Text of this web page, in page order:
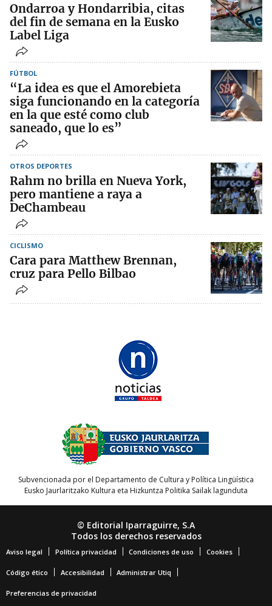
Ondarroa y Hondarribia, citas
del fin de semana en la Eusko
Label Liga
FÚTBOL
“La idea es que el Amorebieta
siga funcionando en la categoría
en la que esté como club
saneado, que lo es”
OTROS DEPORTES
Rahm no brilla en Nueva York,
pero mantiene a raya a
DeChambeau
CICLISMO
Cara para Matthew Brennan,
cruz para Pello Bilbao
Subvencionada por el Departamento de Cultura y Política Lingüística
Eusko Jaurlaritzako Kultura eta Hizkuntza Politika Sailak lagunduta
© Editorial Iparraguirre, S.A
Todos los derechos reservados
Aviso legal Política privacidad Condiciones de uso Cookies
Código ético Accesibilidad Administrar Utiq
Preferencias de privacidad